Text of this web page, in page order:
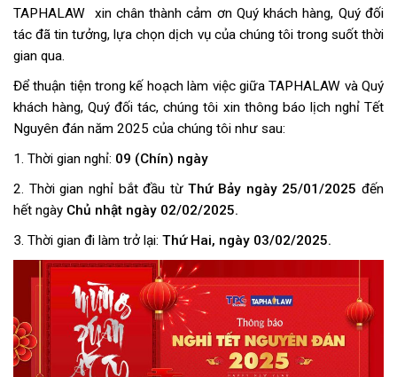
TAPHALAW xin chân thành cảm ơn Quý khách hàng, Quý đối
tác đã tin tưởng, lựa chọn dịch vụ của chúng tôi trong suốt thời
gian qua.
Để thuận tiện trong kế hoạch làm việc giữa TAPHALAW và Quý
khách hàng, Quý đối tác, chúng tôi xin thông báo lịch nghỉ Tết
Nguyên đán năm 2025 của chúng tôi như sau:
1. Thời gian nghỉ: 09 (Chín) ngày
2. Thời gian nghỉ bắt đầu từThứ Bảy ngày 25/01/2025đến
hết ngày Chủ nhật ngày 02/02/2025.
3. Thời gian đi làm trở lại: Thứ Hai, ngày 03/02/2025.